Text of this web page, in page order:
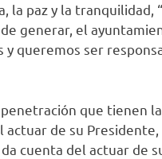
la paz y la tranquilidad,
generar, el
queremos ser
que tienen
de su
cuenta del actuar de